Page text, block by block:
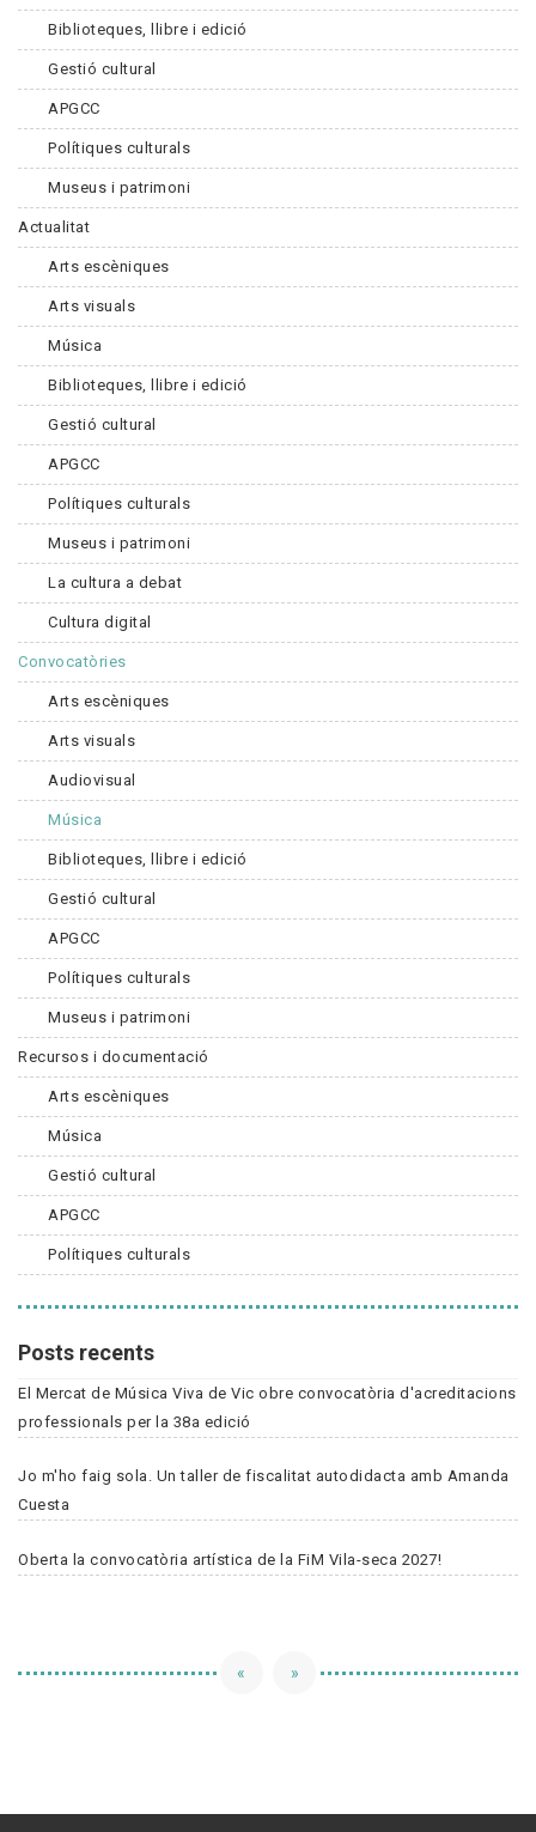
Biblioteques, llibre i edició
Gestió cultural
APGCC
Polítiques culturals
Museus i patrimoni
Actualitat
Arts escèniques
Arts visuals
Música
Biblioteques, llibre i edició
Gestió cultural
APGCC
Polítiques culturals
Museus i patrimoni
La cultura a debat
Cultura digital
Convocatòries
Arts escèniques
Arts visuals
Audiovisual
Música
Biblioteques, llibre i edició
Gestió cultural
APGCC
Polítiques culturals
Museus i patrimoni
Recursos i documentació
Arts escèniques
Música
Gestió cultural
APGCC
Polítiques culturals
Posts recents
El Mercat de Música Viva de Vic obre convocatòria d'acreditacions
professionals per la 38a edició
Jo m'ho faig sola. Un taller de fiscalitat autodidacta amb Amanda
Cuesta
Oberta la convocatòria artística de la FiM Vila-seca 2027!
« »